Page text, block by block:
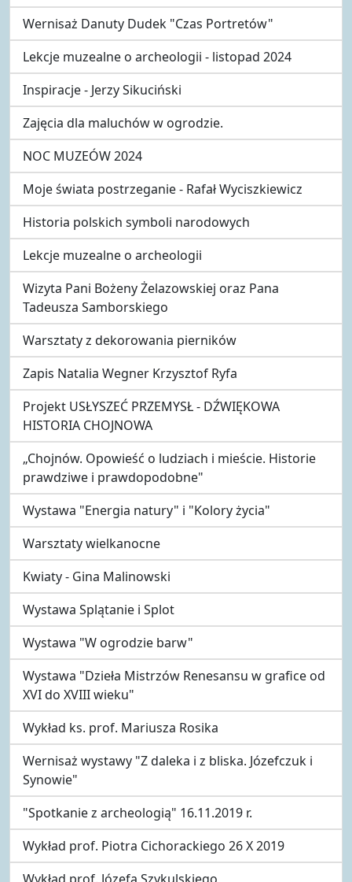
Wernisaż Danuty Dudek "Czas Portretów"
Lekcje muzealne o archeologii - listopad 2024
Inspiracje - Jerzy Sikuciński
Zajęcia dla maluchów w ogrodzie.
NOC MUZEÓW 2024
Moje świata postrzeganie - Rafał Wyciszkiewicz
Historia polskich symboli narodowych
Lekcje muzealne o archeologii
Wizyta Pani Bożeny Żelazowskiej oraz Pana
Tadeusza Samborskiego
Warsztaty z dekorowania pierników
Zapis Natalia Wegner Krzysztof Ryfa
Projekt USŁYSZEĆ PRZEMYSŁ - DŹWIĘKOWA
HISTORIA CHOJNOWA
„Chojnów. Opowieść o ludziach i mieście. Historie
prawdziwe i prawdopodobne"
Wystawa "Energia natury" i "Kolory życia"
Warsztaty wielkanocne
Kwiaty - Gina Malinowski
Wystawa Splątanie i Splot
Wystawa "W ogrodzie barw"
Wystawa "Dzieła Mistrzów Renesansu w grafice od
XVI do XVIII wieku"
Wykład ks. prof. Mariusza Rosika
Wernisaż wystawy "Z daleka i z bliska. Józefczuk i
Synowie"
"Spotkanie z archeologią" 16.11.2019 r.
Wykład prof. Piotra Cichorackiego 26 X 2019